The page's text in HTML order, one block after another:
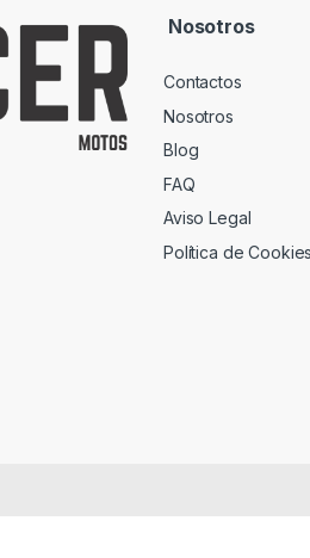
Nosotros
Contactos
Nosotros
Blog
FAQ
Aviso Legal
Política de Cookies